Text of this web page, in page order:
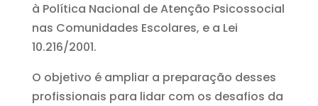
à Política Nacional de Atenção Psicossocial
nas Comunidades Escolares, e a Lei
10.216/2001.
O objetivo é ampliar a preparação desses
profissionais para lidar com os desafios da